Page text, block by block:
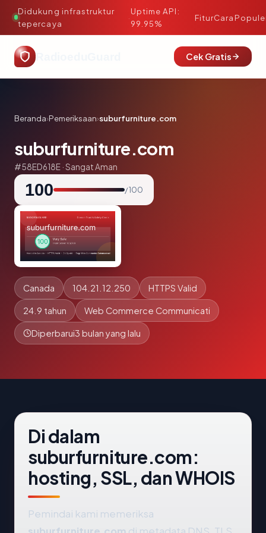
Didukung infrastruktur
tepercaya
·
Uptime API:
99.95%
FiturCara
Cek Gratis
Beranda›Pemeriksaan›suburfurniture.com
suburfurniture.com
#58ED618E · Sangat Aman
100 / 100
Canada 104.21.12.250 HTTPS Valid
24.9 tahun Web Commerce Communicati
Diperbarui3 bulan yang lalu
Di dalam
suburfurniture.com:
hosting, SSL, dan WHOIS
Pemindai kami memeriksa